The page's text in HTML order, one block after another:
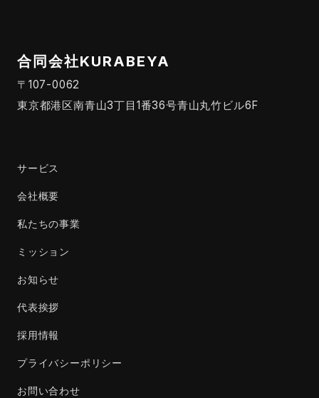
合同会社KURABEYA
〒107-0062
東京都港区南青山3丁目1番36号青山丸竹ビル6F
サービス
会社概要
私たちの事業
ミッション
お知らせ
代表挨拶
採用情報
プライバシーポリシー
お問い合わせ